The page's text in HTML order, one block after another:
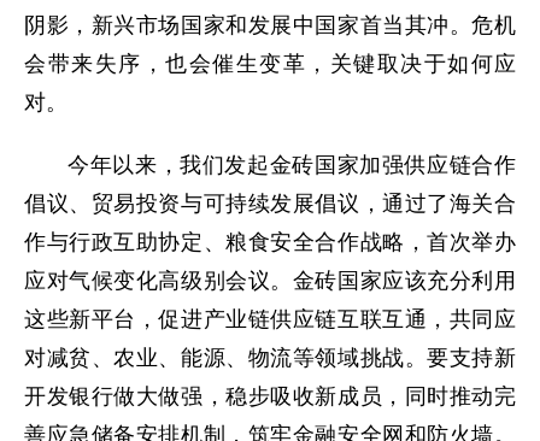
阴影，新兴市场国家和发展中国家首当其冲。危机
会带来失序，也会催生变革，关键取决于如何应
对。
今年以来，我们发起金砖国家加强供应链合作
倡议、贸易投资与可持续发展倡议，通过了海关合
作与行政互助协定、粮食安全合作战略，首次举办
应对气候变化高级别会议。金砖国家应该充分利用
这些新平台，促进产业链供应链互联互通，共同应
对减贫、农业、能源、物流等领域挑战。要支持新
开发银行做大做强，稳步吸收新成员，同时推动完
善应急储备安排机制，筑牢金融安全网和防火墙。